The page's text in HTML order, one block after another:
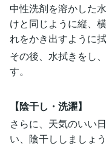
中性洗剤を溶かした
けと同じように縦、
れをかき出すように
その後、水拭きをし
す。
【陰干し・洗濯】
さらに、天気のいい
い、陰干ししましょう